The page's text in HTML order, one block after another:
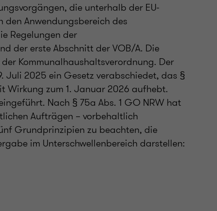
die unterhalb der EU-
Anwendungsbereich des
Regelungen der
der erste Abschnitt der VOB/A. Die
Kommunalhaushaltsverordnung. Der
Juli 2025 ein Gesetz verabschiedet, das §
Wirkung zum 1. Januar 2026 aufhebt.
Nach § 75a Abs. 1 GO NRW hat
Aufträgen – vorbehaltlich
Grundprinzipien zu beachten, die
im Unterschwellenbereich darstellen: